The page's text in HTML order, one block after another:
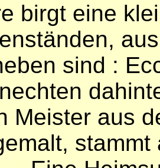
birgt eine
sind :
Meister aus